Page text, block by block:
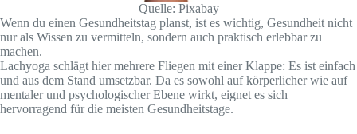
Quelle: Pixabay
Wenn du einen Gesundheitstag planst, ist es wichtig, Gesundheit nicht
nur als Wissen zu vermitteln, sondern auch praktisch erlebbar zu
machen.
Lachyoga schlägt hier mehrere Fliegen mit einer Klappe: Es ist einfach
und aus dem Stand umsetzbar. Da es sowohl auf körperlicher wie auf
mentaler und psychologischer Ebene wirkt, eignet es sich
hervorragend für die meisten Gesundheitstage.